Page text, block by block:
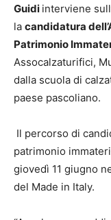
Guidi interviene
la candidatura
Patrimonio
Assocalzaturifici,
dalla scuola di
paese pascoliano.
Il percorso di
patrimonio
giovedì 11 giugno
del Made in Italy.